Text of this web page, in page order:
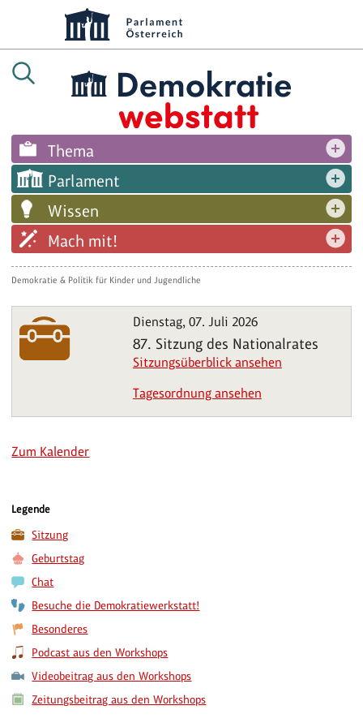
Thema
Parlament
Wissen
Mach mit!
Demokratie & Politik für Kinder und Jugendliche
Dienstag, 07. Juli 2026
87. Sitzung des Nationalrates
Sitzungsüberblick ansehen
Tagesordnung ansehen
Zum Kalender
Legende
Sitzung
Geburtstag
Chat
Besuche die Demokratiewerkstatt!
Besonderes
Podcast aus den Workshops
Videobeitrag aus den Workshops
Zeitungsbeitrag aus den Workshops